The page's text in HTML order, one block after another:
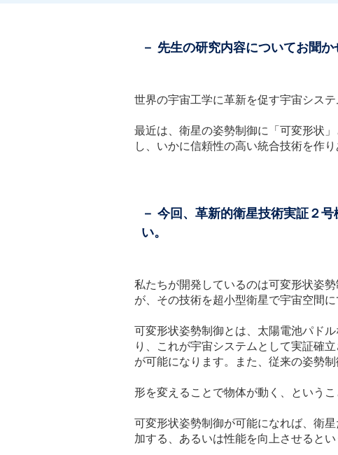
－ 先生の研究内容についてお聞か
世界の宇宙工学に革新を促す宇宙シス
最近は、衛星の姿勢制御に「可変形状
し、いかに信頼性の高い統合技術を作
－ 今回、革新的衛星技術実証２
い。
私たちが開発しているのは可変形状姿
が、その技術を超小型衛星で宇宙空間
可変形状姿勢制御とは、太陽電池パド
り、これが宇宙システムとして実証確
が可能になります。また、従来の姿勢
形を変えることで物体が動く、というこ
可変形状姿勢制御が可能になれば、衛
加する、あるいは性能を向上させると